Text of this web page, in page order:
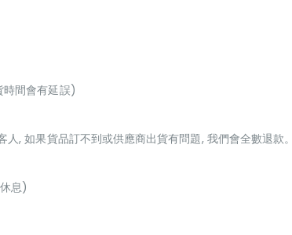
時間會有延誤)
, 如果貨品訂不到或供應商出貨有問題, 我們會全數退款
息)